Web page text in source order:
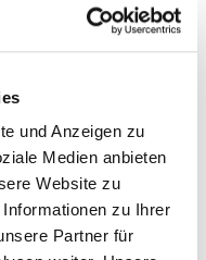
und Anzeigen zu
Medien anbieten
Website zu
zu Ihrer
Partner für
Rothaus